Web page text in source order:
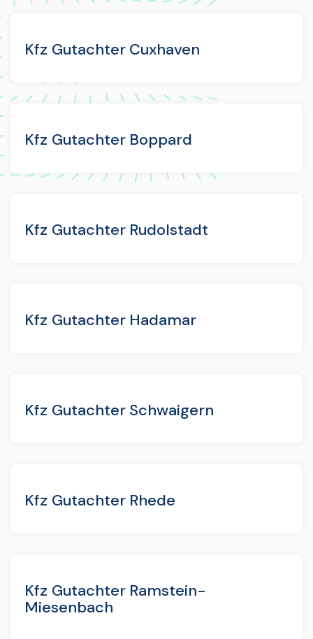
Kfz Gutachter Cuxhaven
Kfz Gutachter Boppard
Kfz Gutachter Rudolstadt
Kfz Gutachter Hadamar
Kfz Gutachter Schwaigern
Kfz Gutachter Rhede
Kfz Gutachter Ramstein-
Miesenbach